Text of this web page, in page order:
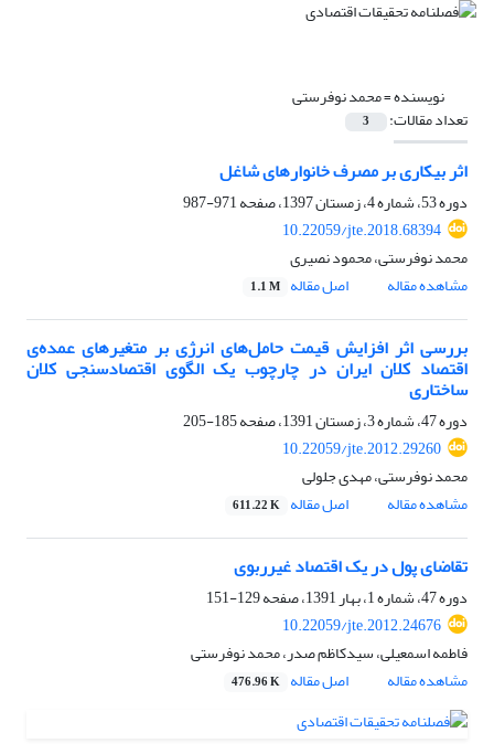
نویسنده =محمد نوفرستی
تعداد مقالات: 3
اثر بیکاری بر مصرف خانوارهای شاغل
دوره 53، شماره 4، زمستان 1397، صفحه
971-987
10.22059/jte.2018.68394
محمد نوفرستی، محمود نصیری
مشاهده مقاله
اصل مقاله 1.1 M
بررسی اثر افزایش قیمت حامل‌های انرژی بر متغیرهای عمده‌ی
اقتصاد کلان ایران در چارچوب یک الگوی اقتصادسنجی کلان
ساختاری
دوره 47، شماره 3، زمستان 1391، صفحه
185-205
10.22059/jte.2012.29260
محمد نوفرستی، مهدی جلولی
مشاهده مقاله
اصل مقاله 611.22 K
تقاضای پول در یک اقتصاد غیرربوی
دوره 47، شماره 1، بهار 1391، صفحه
129-151
10.22059/jte.2012.24676
فاطمه اسمعیلی، سیدکاظم صدر، محمد نوفرستی
مشاهده مقاله
اصل مقاله 476.96 K